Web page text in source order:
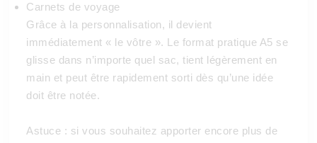
Carnets de voyage
Grâce à la personnalisation, il devient
immédiatement « le vôtre ». Le format pratique A5 se
glisse dans n’importe quel sac, tient légèrement en
main et peut être rapidement sorti dès qu’une idée
doit être notée.
Astuce : si vous souhaitez apporter encore plus de